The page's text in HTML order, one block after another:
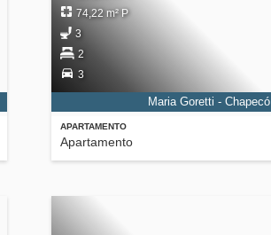
APARTAMENTO
Apartamento
74,22 m² P
3
2
3
Maria Goretti - Chapecó